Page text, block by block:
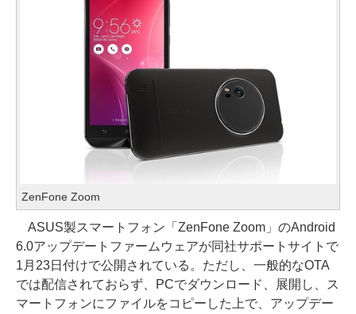
ZenFone Zoom
ASUS製スマートフォン「ZenFone Zoom」のAndroid
6.0アップデートファームウェアが同社サポートサイトで
1月23日付けで公開されている。ただし、一般的なOTA
では配信されておらず、PCでダウンロード、展開し、ス
マートフォンにファイルをコピーした上で、アップデー